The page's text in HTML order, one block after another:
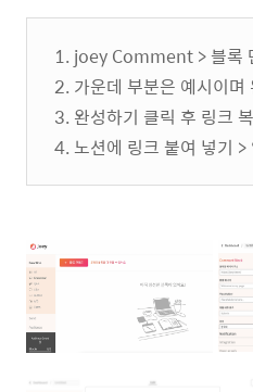
1. joey Comment > 블록
2. 가운데 부분은 예시이며
3. 완성하기 클릭 후 링크
4. 노션에 링크 붙여 넣기 >